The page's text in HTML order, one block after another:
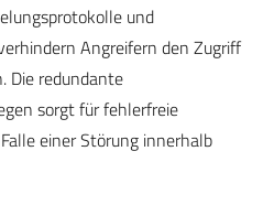
und
Angreifern den Zugriff
Die redundante
sorgt für fehlerfreie
einer Störung innerhalb